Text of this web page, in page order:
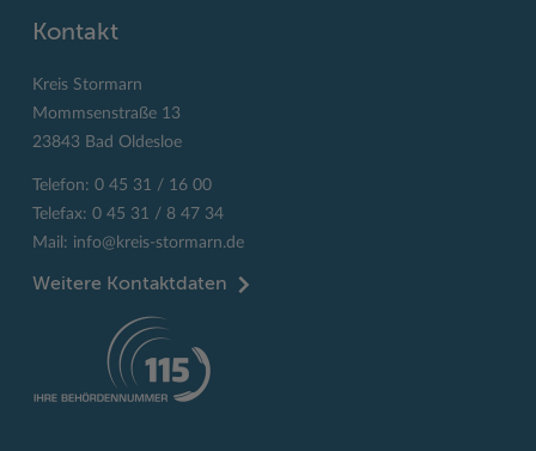
Kontakt
Kreis Stormarn
Mommsenstraße 13
23843 Bad Oldesloe
Telefon: 0 45 31 / 16 00
Telefax: 0 45 31 / 8 47 34
Mail: info@kreis-stormarn.de
Weitere Kontaktdaten